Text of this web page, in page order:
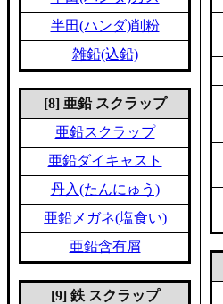
半田(ハンダ)削粉
雑鉛(込鉛)
[8] 亜鉛 スクラップ
亜鉛スクラップ
亜鉛ダイキャスト
丹入(たんにゅう)
亜鉛メガネ(塩食い)
亜鉛含有屑
[9] 鉄 スクラップ